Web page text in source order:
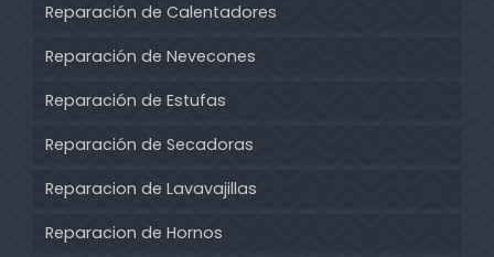
Reparación de Calentadores
Reparación de Nevecones
Reparación de Estufas
Reparación de Secadoras
Reparacion de Lavavajillas
Reparacion de Hornos